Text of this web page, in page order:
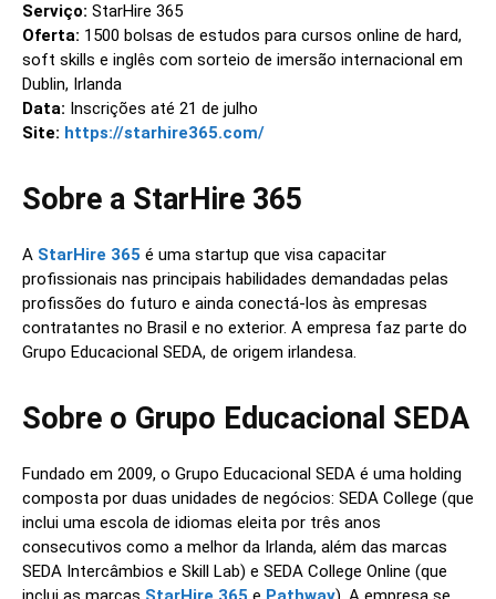
Serviço: StarHire 365
Oferta: 1500 bolsas de estudos para cursos online de hard,
soft skills e inglês com sorteio de imersão internacional em
Dublin, Irlanda
Data: Inscrições até 21 de julho
Site: https://starhire365.com/
Sobre a StarHire 365
A StarHire 365 é uma startup que visa capacitar
profissionais nas principais habilidades demandadas pelas
profissões do futuro e ainda conectá-los às empresas
contratantes no Brasil e no exterior. A empresa faz parte do
Grupo Educacional SEDA, de origem irlandesa.
Sobre o Grupo Educacional SEDA
Fundado em 2009, o Grupo Educacional SEDA é uma holding
composta por duas unidades de negócios: SEDA College (que
inclui uma escola de idiomas eleita por três anos
consecutivos como a melhor da Irlanda, além das marcas
SEDA Intercâmbios e Skill Lab) e SEDA College Online (que